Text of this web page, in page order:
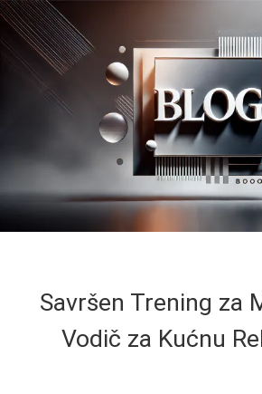
Savršen Trening za
Vodič za Kućnu